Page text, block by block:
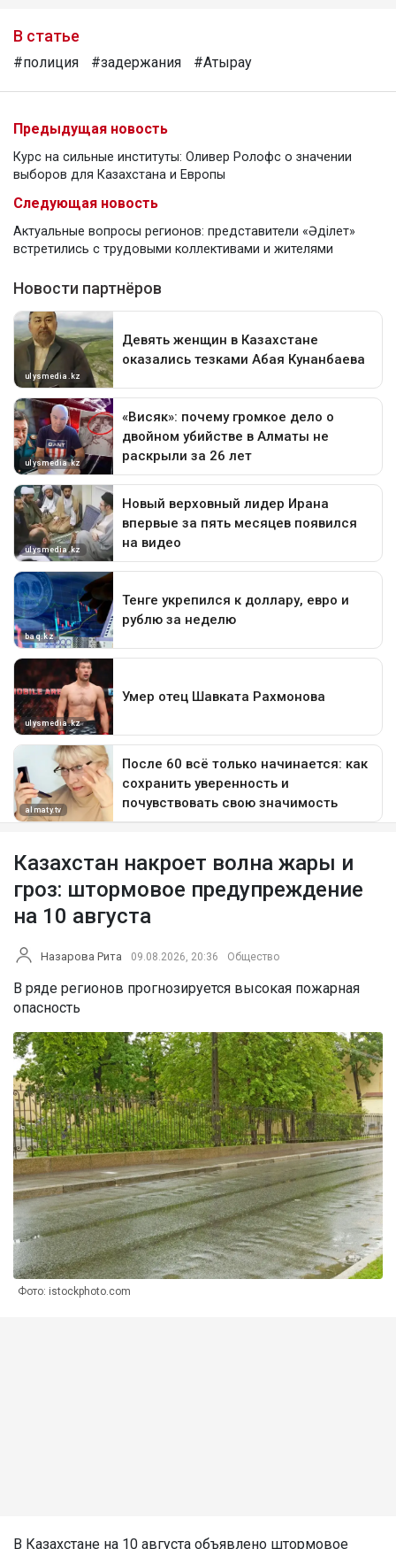
В статье
#полиция #задержания #Атырау
Предыдущая новость
Курс на сильные институты: Оливер Ролофс о значении
выборов для Казахстана и Европы
Следующая новость
Актуальные вопросы регионов: представители «Әділет»
встретились с трудовыми коллективами и жителями
Казахстан накроет волна жары и
гроз: штормовое предупреждение
на 10 августа
Назарова Рита 09.08.2026, 20:36 Общество
В ряде регионов прогнозируется высокая пожарная
опасность
Фото: istockphoto.com
В Казахстане на 10 августа объявлено штормовое